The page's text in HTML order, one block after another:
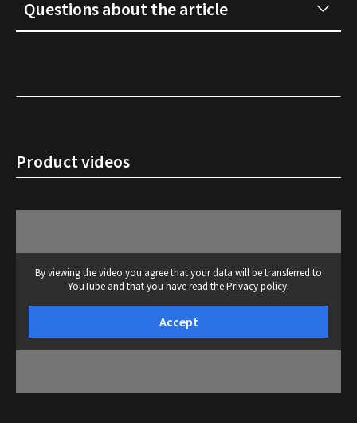
Questions about the article
Product videos
By viewing the video you agree that your data will be transferred to
YouTube and that you have read thePrivacy policy.
Accept